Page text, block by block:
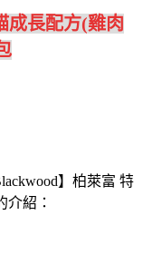
成長配方(雞肉
】柏萊富 特
介紹：